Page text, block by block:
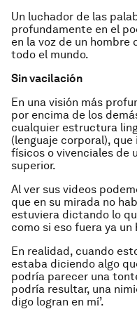
Un luchador de las
profundamente en el
en la voz de un hombre
todo el mundo.
Sin vacilación
En una visión más
por encima de los
cualquier estructura
(lenguaje corporal),
físicos o vivenciales de
superior.
Al ver sus videos
que en su mirada no
estuviera dictando lo
como si eso fuera ya un
En realidad, cuando
estaba diciendo algo
podría parecer una
podría resultar, una
digo logran en mí’.